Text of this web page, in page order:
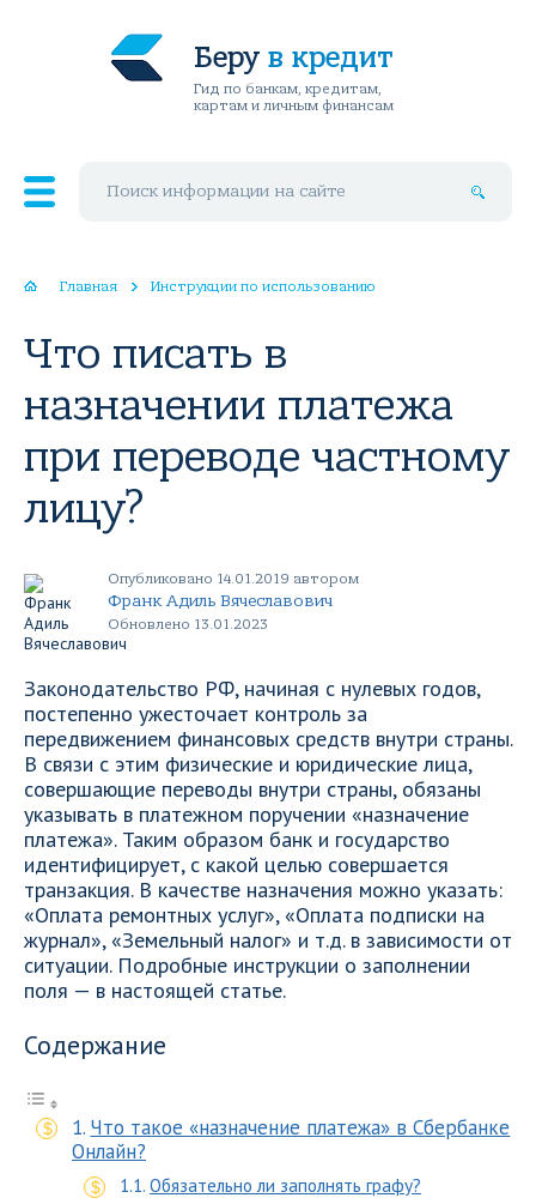
Беру в кредит
Гид по банкам, кредитам,
картам и личным финансам
Главная Инструкции по использованию
Что писать в
назначении платежа
при переводе частному
лицу?
Опубликовано 14.01.2019 автором
Франк Адиль Вячеславович
Обновлено 13.01.2023
Законодательство РФ, начиная с нулевых годов,
постепенно ужесточает контроль за
передвижением финансовых средств внутри страны.
В связи с этим физические и юридические лица,
совершающие переводы внутри страны, обязаны
указывать в платежном поручении «назначение
платежа». Таким образом банк и государство
идентифицирует, с какой целью совершается
транзакция. В качестве назначения можно указать:
«Оплата ремонтных услуг», «Оплата подписки на
журнал», «Земельный налог» и т.д. в зависимости от
ситуации. Подробные инструкции о заполнении
поля — в настоящей статье.
Содержание
Что такое «назначение платежа» в Сбербанке
Онлайн?
Обязательно ли заполнять графу?